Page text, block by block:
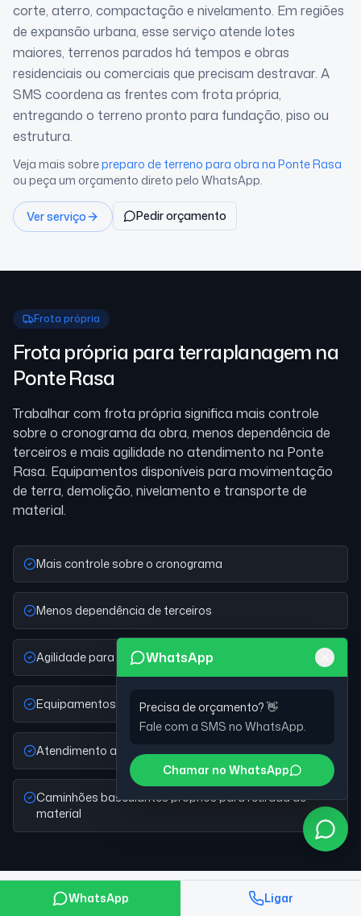
corte, aterro, compactação e nivelamento. Em regiões
de expansão urbana, esse serviço atende lotes
maiores, terrenos parados há tempos e obras
residenciais ou comerciais que precisam destravar. A
SMS coordena as frentes com frota própria,
entregando o terreno pronto para fundação, piso ou
estrutura.
Veja mais sobrepreparo de terreno para obra na Ponte Rasa
ou peça um orçamento direto pelo WhatsApp.
Ver serviço Pedir orçamento
Frota própria
Frota própria para terraplanagem na
Ponte Rasa
Trabalhar com frota própria significa mais controle
sobre o cronograma da obra, menos dependência de
terceiros e mais agilidade no atendimento na Ponte
Rasa. Equipamentos disponíveis para movimentação
de terra, demolição, nivelamento e transporte de
material.
Mais controle sobre o cronograma
Menos dependência de terceiros
Agilidade para visita e orçamento
Equipamentos adequados ao porte da obra
Atendimento a obras comerciais e industriais
Caminhões basculantes próprios para retirada de
material
WhatsApp
Precisa de orçamento? 👋
Fale com a SMS no WhatsApp.
Chamar no WhatsApp
WhatsApp Ligar